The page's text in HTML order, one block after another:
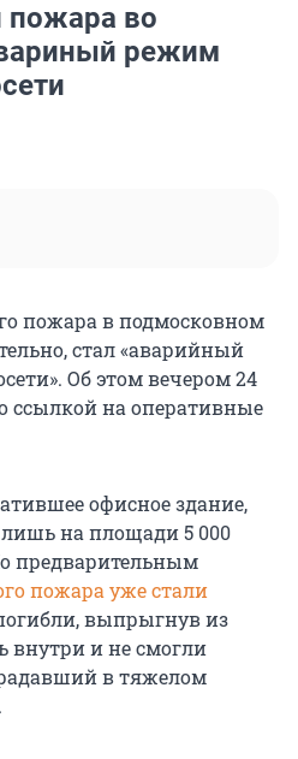
пожара во
режим
пожара в подмосковном
стал «аварийный
Об этом вечером 24
ссылкой на оперативные
офисное здание,
лишь на площади 5 000
предварительным
пожара уже стали
выпрыгнув из
внутри и не смогли
в тяжелом